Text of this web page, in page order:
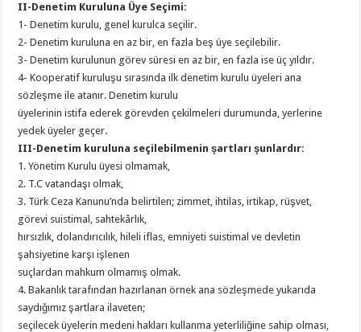
II-Denetim Kuruluna Üye Seçimi:
1- Denetim kurulu, genel kurulca seçilir.
2- Denetim kuruluna en az bir, en fazla beş üye seçilebilir.
3- Denetim kurulunun görev süresi en az bir, en fazla ise üç yıldır.
4- Kooperatif kuruluşu sırasında ilk denetim kurulu üyeleri ana
sözleşme ile atanır. Denetim kurulu
üyelerinin istifa ederek görevden çekilmeleri durumunda, yerlerine
yedek üyeler geçer.
III-Denetim kuruluna seçilebilmenin şartları şunlardır:
1. Yönetim Kurulu üyesi olmamak,
2. T.C vatandaşı olmak,
3. Türk Ceza Kanunu’nda belirtilen; zimmet, ihtilas, irtikap, rüşvet,
görevi suistimal, sahtekârlık,
hırsızlık, dolandırıcılık, hileli iflas, emniyeti suistimal ve devletin
şahsiyetine karşı işlenen
suçlardan mahkum olmamış olmak.
4. Bakanlık tarafından hazırlanan örnek ana sözleşmede yukarıda
saydığımız şartlara ilaveten;
seçilecek üyelerin medeni hakları kullanma yeterliliğine sahip olması,